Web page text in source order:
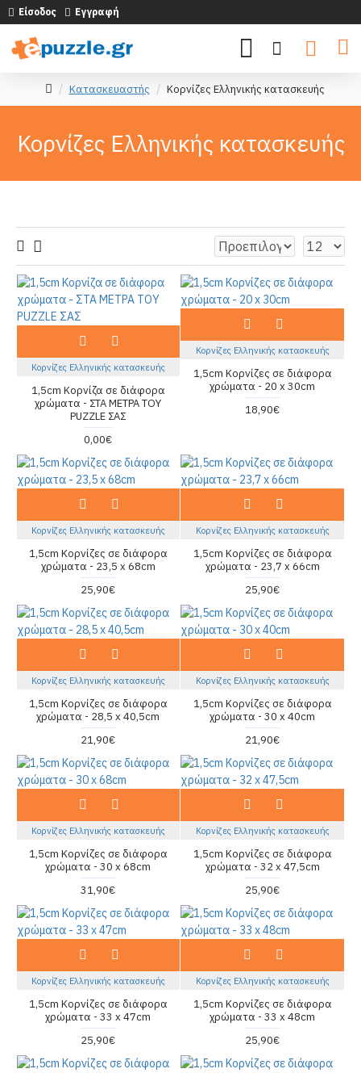
Είσοδος Εγγραφή
Κατασκευαστής Κορνίζες Ελληνικής κατασκευής
Κορνίζες Ελληνικής κατασκευής
Κορνίζες Ελληνικής κατασκευής
1,5cm Κορνίζα σε διάφορα
χρώματα - ΣΤΑ ΜΕΤΡΑ ΤΟΥ
PUZZLE ΣΑΣ
0,00€
Κορνίζες Ελληνικής κατασκευής
1,5cm Κορνίζες σε διάφορα
χρώματα - 20 x 30cm
18,90€
Κορνίζες Ελληνικής κατασκευής
1,5cm Κορνίζες σε διάφορα
χρώματα - 23,5 x 68cm
25,90€
Κορνίζες Ελληνικής κατασκευής
1,5cm Κορνίζες σε διάφορα
χρώματα - 23,7 x 66cm
25,90€
Κορνίζες Ελληνικής κατασκευής
1,5cm Κορνίζες σε διάφορα
χρώματα - 28,5 x 40,5cm
21,90€
Κορνίζες Ελληνικής κατασκευής
1,5cm Κορνίζες σε διάφορα
χρώματα - 30 x 40cm
21,90€
Κορνίζες Ελληνικής κατασκευής
1,5cm Κορνίζες σε διάφορα
χρώματα - 30 x 68cm
31,90€
Κορνίζες Ελληνικής κατασκευής
1,5cm Κορνίζες σε διάφορα
χρώματα - 32 x 47,5cm
25,90€
Κορνίζες Ελληνικής κατασκευής
1,5cm Κορνίζες σε διάφορα
χρώματα - 33 x 47cm
25,90€
Κορνίζες Ελληνικής κατασκευής
1,5cm Κορνίζες σε διάφορα
χρώματα - 33 x 48cm
25,90€